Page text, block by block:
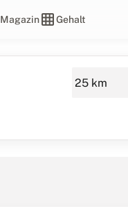
Magazingrid_onGehalt